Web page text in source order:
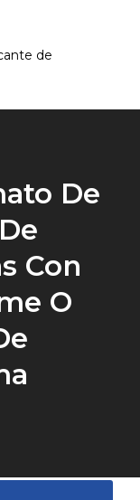
De
Con
O